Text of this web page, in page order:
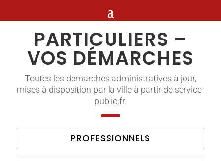
PARTICULIERS –
VOS DÉMARCHES
Toutes les démarches administratives à jour,
mises à disposition par la ville à partir de service-
public.fr.
PROFESSIONNELS